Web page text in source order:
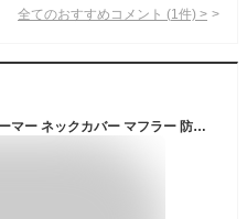
全てのおすすめコメント (1 件) >
自衛隊 グッズ 陸自迷彩 ネックウォーマー ネックカバー マフラー 防寒 ニット ミリタリー スノーボード メンズ 緑 陸上自衛隊 装備 販売 陸自迷彩柄 迷彩柄 ヘッドバンド ヘアバンド フェイスカバー 迷彩 ターバン おしゃれ かっこいい 防衛省 陸上 PX品 新作 RT-025